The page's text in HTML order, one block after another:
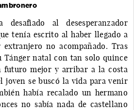
desafiado al desesperanzador
tenía escrito al haber llegado a
extranjero no acompañado. Tras
Tánger natal con tan solo quince
futuro mejor y arribar a la costa
joven se buscó la vida para venir
había recalado un hermano
no sabía nada de castellano